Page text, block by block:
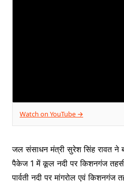
Watch on YouTube →
जल संसाधन मंत्री सुरेश सिंह रावत ने
पैकेज 1 में कूल नदी पर किशनगंज
पार्वती नदी पर मांगरोल एवं